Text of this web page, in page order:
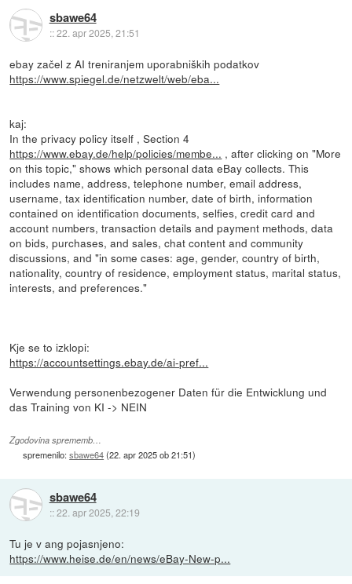
sbawe64
::22. apr 2025, 21:51
ebay začel z AI treniranjem uporabniških podatkov
https://www.spiegel.de/netzwelt/web/eba...
kaj:
In the privacy policy itself , Section 4
https://www.ebay.de/help/policies/membe... , after clicking on "More
on this topic," shows which personal data eBay collects. This
includes name, address, telephone number, email address,
username, tax identification number, date of birth, information
contained on identification documents, selfies, credit card and
account numbers, transaction details and payment methods, data
on bids, purchases, and sales, chat content and community
discussions, and "in some cases: age, gender, country of birth,
nationality, country of residence, employment status, marital status,
interests, and preferences."
Kje se to izklopi:
https://accountsettings.ebay.de/ai-pref...
Verwendung personenbezogener Daten für die Entwicklung und
das Training von KI -> NEIN
Zgodovina sprememb…
spremenilo:sbawe64(22. apr 2025 ob 21:51)
sbawe64
::22. apr 2025, 22:19
Tu je v ang pojasnjeno:
https://www.heise.de/en/news/eBay-New-p...